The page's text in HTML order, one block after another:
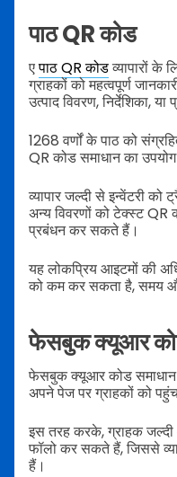
पाठ QR कोड
एपाठ QR कोडव्यापारों के
ग्राहकों को महत्वपूर्ण
उत्पाद विवरण, निर्देशिका,
1268 वर्णों के पाठ को
QR कोड समाधान का
व्यापार जल्दी से इन्वेंटरी
अन्य विवरणों को टेक्स्ट
प्रबंधन कर सकते हैं।
यह लोकप्रिय आइटमों की
को कम कर सकता है, समय
फेसबुक क्यूआर
फेसबुक क्यूआर कोड
अपने पेज पर ग्राहकों को
इस तरह करके, ग्राहक
फॉलो कर सकते हैं, जिससे
हैं।